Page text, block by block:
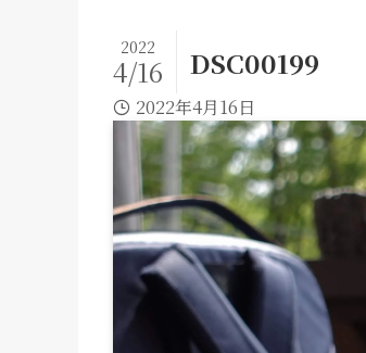
DSC00199
2022
4/16
2022年4月16日